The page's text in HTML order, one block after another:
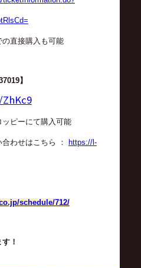
の直接購入も可能
】
ッピーにて購入可能
わせはこちら ： https://l-
schedule/712/
！